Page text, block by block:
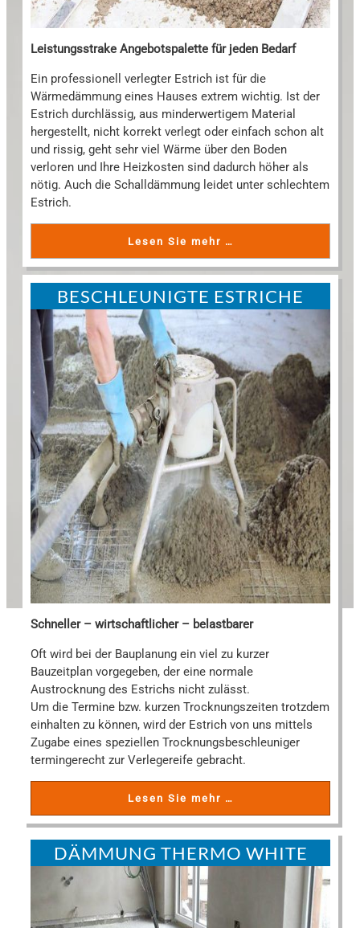
Leistungsstrake Angebotspalette für jeden Bedarf
Ein professionell verlegter Estrich ist für die
Wärmedämmung eines Hauses extrem wichtig. Ist der
Estrich durchlässig, aus minderwertigem Material
hergestellt, nicht korrekt verlegt oder einfach schon alt
und rissig, geht sehr viel Wärme über den Boden
verloren und Ihre Heizkosten sind dadurch höher als
nötig. Auch die Schalldämmung leidet unter schlechtem
Estrich.
Lesen Sie mehr …
BESCHLEUNIGTE ESTRICHE
Schneller – wirtschaftlicher – belastbarer
Oft wird bei der Bauplanung ein viel zu kurzer
Bauzeitplan vorgegeben, der eine normale
Austrocknung des Estrichs nicht zulässt.
Um die Termine bzw. kurzen Trocknungszeiten trotzdem
einhalten zu können, wird der Estrich von uns mittels
Zugabe eines speziellen Trocknungsbeschleuniger
termingerecht zur Verlegereife gebracht.
Lesen Sie mehr …
DÄMMUNG THERMO WHITE